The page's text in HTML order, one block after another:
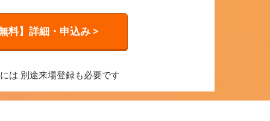
料】詳細・申込み >
は 別途来場登録も必要です